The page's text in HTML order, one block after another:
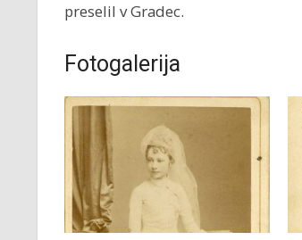
preselil v Gradec.
Fotogalerija